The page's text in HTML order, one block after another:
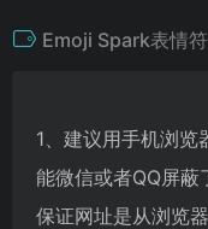
Emoji Spark表情
1、建议用手机浏
能微信或者QQ屏
保证网址是从浏览